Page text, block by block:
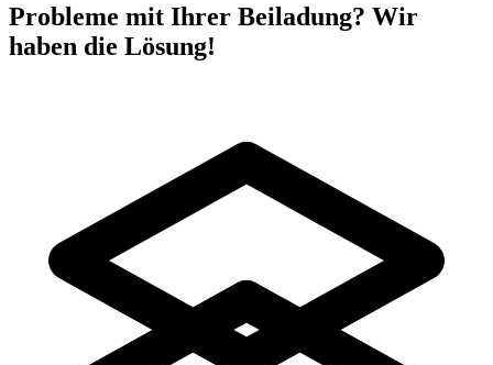
Probleme mit Ihrer Beiladung? Wir
haben die Lösung!